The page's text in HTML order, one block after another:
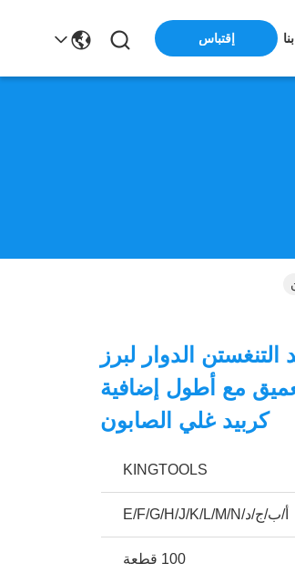
إقتباس
التنغستن الدوار لبرز
مع أطول إضافية
كربيد غلي الصابون
KINGTOOLS
أ/ب/ج/د/E/F/G/H/J/K/L/M/N
100 قطعة